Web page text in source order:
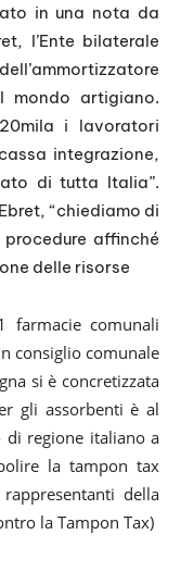
in una nota da
l’Ente bilaterale
artigiano.
i lavoratori
integrazione,
di tutta Italia”.
“chiediamo di
affinché
delle risorse
farmacie comunali
consiglio comunale
si è concretizzata
gli assorbenti è al
di regione italiano a
la tampon tax
della
la Tampon Tax)